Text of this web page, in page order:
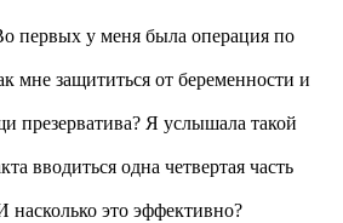
первых у меня была операция по
мне защититься от беременности и
презерватива? Я услышала такой
вводиться одна четвертая часть
это эффективно?